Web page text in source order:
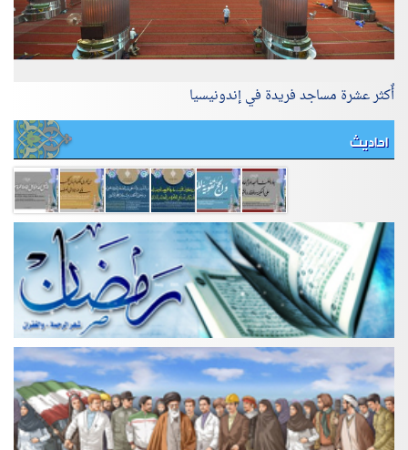
أٌكثر عشرة مساجد فريدة في إندونيسيا
احاديث